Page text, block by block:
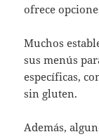
ofrece
Muchos
sus menús
específicas,
sin gluten.
Además,